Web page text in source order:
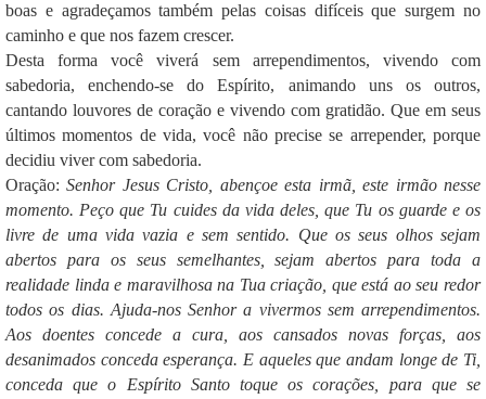
boas e agradeçamos também pelas coisas difíceis que surgem no
caminho e que nos fazem crescer.
Desta forma você viverá sem arrependimentos, vivendo com
sabedoria, enchendo-se do Espírito, animando uns os outros,
cantando louvores de coração e vivendo com gratidão. Que em seus
últimos momentos de vida, você não precise se arrepender, porque
decidiu viver com sabedoria.
Oração: Senhor Jesus Cristo, abençoe esta irmã, este irmão nesse
momento. Peço que Tu cuides da vida deles, que Tu os guarde e os
livre de uma vida vazia e sem sentido. Que os seus olhos sejam
abertos para os seus semelhantes, sejam abertos para toda a
realidade linda e maravilhosa na Tua criação, que está ao seu redor
todos os dias. Ajuda-nos Senhor a vivermos sem arrependimentos.
Aos doentes concede a cura, aos cansados novas forças, aos
desanimados conceda esperança. E aqueles que andam longe de Ti,
conceda que o Espírito Santo toque os corações, para que se